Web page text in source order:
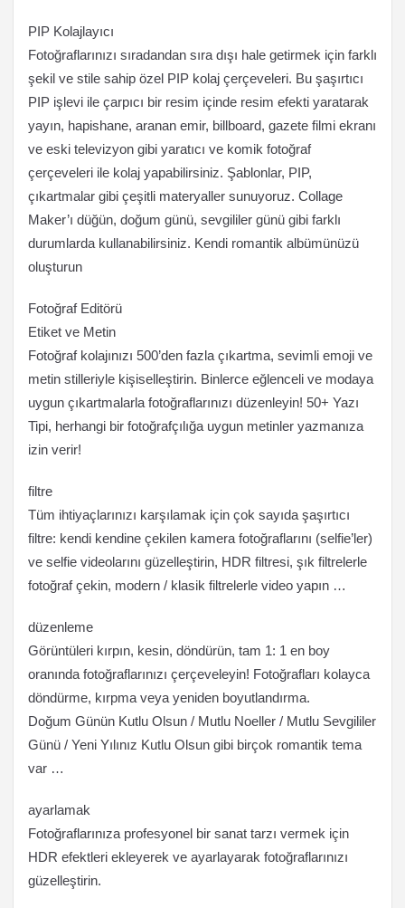
PIP Kolajlayıcı
Fotoğraflarınızı sıradandan sıra dışı hale getirmek için farklı
şekil ve stile sahip özel PIP kolaj çerçeveleri. Bu şaşırtıcı
PIP işlevi ile çarpıcı bir resim içinde resim efekti yaratarak
yayın, hapishane, aranan emir, billboard, gazete filmi ekranı
ve eski televizyon gibi yaratıcı ve komik fotoğraf
çerçeveleri ile kolaj yapabilirsiniz. Şablonlar, PIP,
çıkartmalar gibi çeşitli materyaller sunuyoruz. Collage
Maker’ı düğün, doğum günü, sevgililer günü gibi farklı
durumlarda kullanabilirsiniz. Kendi romantik albümünüzü
oluşturun
Fotoğraf Editörü
Etiket ve Metin
Fotoğraf kolajınızı 500’den fazla çıkartma, sevimli emoji ve
metin stilleriyle kişiselleştirin. Binlerce eğlenceli ve modaya
uygun çıkartmalarla fotoğraflarınızı düzenleyin! 50+ Yazı
Tipi, herhangi bir fotoğrafçılığa uygun metinler yazmanıza
izin verir!
filtre
Tüm ihtiyaçlarınızı karşılamak için çok sayıda şaşırtıcı
filtre: kendi kendine çekilen kamera fotoğraflarını (selfie’ler)
ve selfie videolarını güzelleştirin, HDR filtresi, şık filtrelerle
fotoğraf çekin, modern / klasik filtrelerle video yapın …
düzenleme
Görüntüleri kırpın, kesin, döndürün, tam 1: 1 en boy
oranında fotoğraflarınızı çerçeveleyin! Fotoğrafları kolayca
döndürme, kırpma veya yeniden boyutlandırma.
Doğum Günün Kutlu Olsun / Mutlu Noeller / Mutlu Sevgililer
Günü / Yeni Yılınız Kutlu Olsun gibi birçok romantik tema
var …
ayarlamak
Fotoğraflarınıza profesyonel bir sanat tarzı vermek için
HDR efektleri ekleyerek ve ayarlayarak fotoğraflarınızı
güzelleştirin.